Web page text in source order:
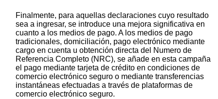
Finalmente, para aquellas declaraciones cuyo resultado
sea a ingresar, se introduce una mejora significativa en
cuanto a los medios de pago. A los medios de pago
tradicionales, domiciliación, pago electrónico mediante
cargo en cuenta u obtención directa del Numero de
Referencia Completo (NRC), se añade en esta campaña
el pago mediante tarjeta de crédito en condiciones de
comercio electrónico seguro o mediante transferencias
instantáneas efectuadas a través de plataformas de
comercio electrónico seguro.